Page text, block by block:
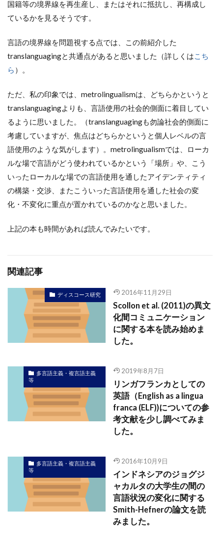
国籍等の境界線を再生産し、またはそれに抵抗し、再構成し
ているかを見るそうです。
言語の境界線を問題視する点では、この前紹介した
translanguagingと共通点があると思いました（詳しくは こち
ら ）。
ただ、私の印象では、metrolingualismは、どちらかというと
translanguagingよりも、言語使用の社会的側面に着目してい
るように思いました。（translanguagingも勿論社会的側面に
考慮していますが、焦点はどちらかというと個人レベルの言
語使用のような気がします）。metrolingualismでは、ローカ
ルな場で言語がどう使われているかという「場所」や、こう
いったローカルな場での言語使用を通したアイデンティティ
の構築・交渉、またこういった言語使用を通した社会の変
化・不変化に重点が置かれているのかなと思いました。
上記の本も時間があれば読んでみたいです。
関連記事
ディスコース研究 2016年11月29日
Scollon et al. (2011)の異文
化間コミュニケーション
に関する本を読み始めま
した。
多言語主義・複言語主義
等
2019年8月7日
リンガフランカとしての
英語（English as a lingua
franca (ELF))についての参
考文献を少し調べてみま
した。
多言語主義・複言語主義
等
2016年10月9日
インドネシアのジョグジ
ャカルタの大学生の間の
言語状況の変化に関する
Smith-Hefnerの論文を読
みました。